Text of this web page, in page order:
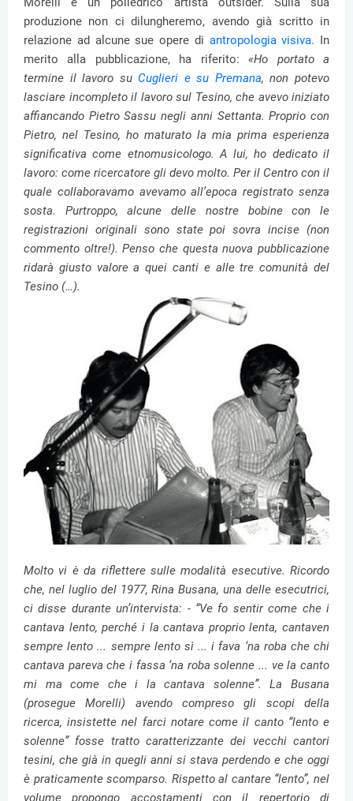
produzione non ci dilungheremo, avendo già scritto in
relazione ad alcune sue opere di antropologia visiva. In
merito alla pubblicazione, ha riferito:«Ho portato a
termine il lavoro su Cuglieri e su Premana, non potevo
lasciare incompleto il lavoro sul Tesino, che avevo iniziato
affiancando Pietro Sassu negli anni Settanta. Proprio con
Pietro, nel Tesino, ho maturato la mia prima esperienza
significativa come etnomusicologo. A lui, ho dedicato il
lavoro: come ricercatore gli devo molto. Per il Centro con il
quale collaboravamo avevamo all’epoca registrato senza
sosta. Purtroppo, alcune delle nostre bobine con le
registrazioni originali sono state poi sovra incise (non
commento oltre!). Penso che questa nuova pubblicazione
ridarà giusto valore a quei canti e alle tre comunità del
Tesino (…).
Molto vi è da riflettere sulle modalità esecutive. Ricordo
che, nel luglio del 1977, Rina Busana, una delle esecutrici,
ci disse durante un’intervista: - “Ve fo sentir come che i
cantava lento, perché i la cantava proprio lenta, cantaven
sempre lento ... sempre lento sì ... i fava ‘na roba che chi
cantava pareva che i fassa ‘na roba solenne ... ve la canto
mi ma come che i la cantava solenne”. La Busana
(prosegue Morelli) avendo compreso gli scopi della
ricerca, insistette nel farci notare come il canto “lento e
solenne” fosse tratto caratterizzante dei vecchi cantori
tesini, che già in quegli anni si stava perdendo e che oggi
è praticamente scomparso. Rispetto al cantare “lento”, nel
volume propongo accostamenti con il repertorio di